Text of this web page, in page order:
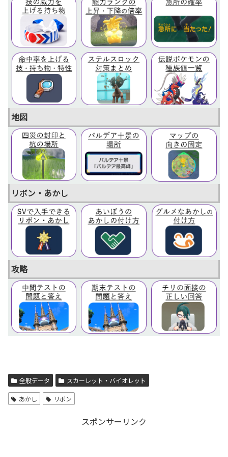
地図
リボン・あかし
攻略
全般データ スカーレット・バイオレット
あかし リボン
スポンサーリンク